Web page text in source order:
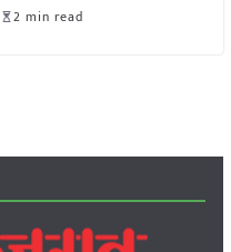
2 min read